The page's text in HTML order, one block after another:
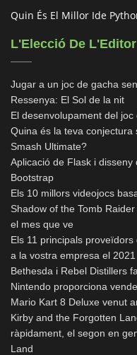
Quin És El Millor Ide
L'Elecció De L'Editor
Jugar a un joc de gacha
Ressenya: El Sol de la nit
El desenvolupament del
Quina és la teva
Smash Ultimate?
Aplicació de Flask i
Bootstrap
Els 10 millors videojocs
Shadow of the Tomb
el mes que ve
Els 11 principals
a la vostra empresa el 2021
Bethesda i Rebel Distillers
Nintendo proporciona
Mario Kart 8 Deluxe venut
Kirby and the Forgotten
ràpidament, el segon en
Land